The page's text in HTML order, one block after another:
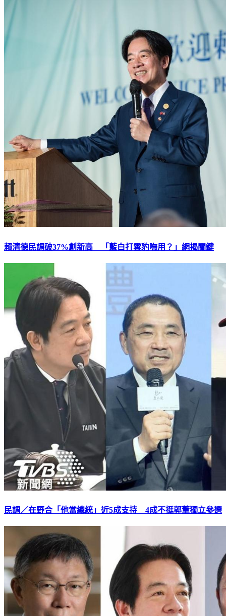
賴清德民調破37%創新高 「藍白打雲豹嘸用？」網揭關鍵
民調／在野合「他當總統」近5成支持 4成不挺郭董獨立參選